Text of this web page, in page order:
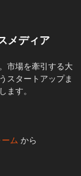
メディア
市場を牽引する大
スタートアップま
ます。
ム から